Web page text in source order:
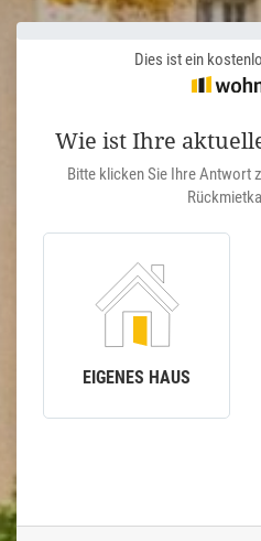
Dies ist ein
Wie ist Ihre
Bitte klicken Sie Ihre Antwort
EIGENES HAUS